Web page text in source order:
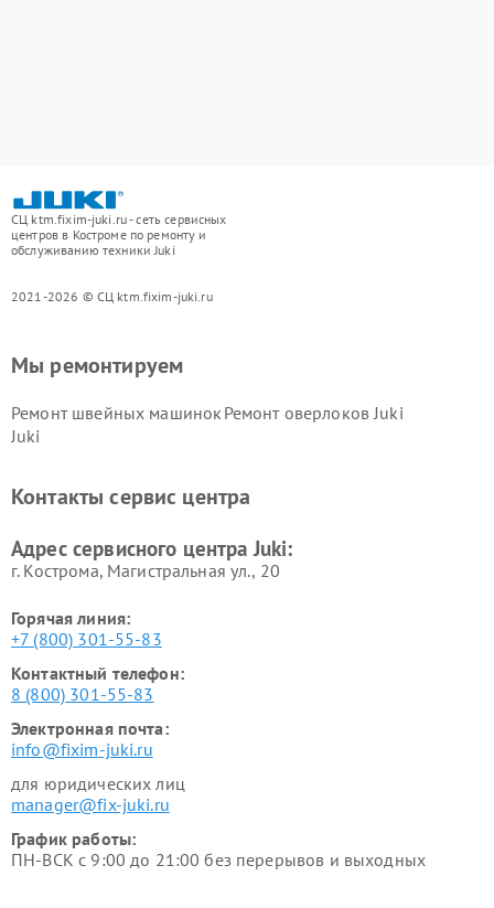
СЦ ktm.fixim-juki.ru - сеть сервисных
центров в Костроме по ремонту и
обслуживанию техники Juki
2021-2026 © СЦ ktm.fixim-juki.ru
Мы ремонтируем
Ремонт швейных машинок
Juki
Ремонт оверлоков Juki
Контакты сервис центра
Адрес сервисного центра Juki:
г. Кострома, Магистральная ул., 20
Горячая линия:
+7 (800) 301-55-83
Контактный телефон:
8 (800) 301-55-83
Электронная почта:
info@fixim-juki.ru
для юридических лиц
manager@fix-juki.ru
График работы:
ПН-ВСК с 9:00 до 21:00 без перерывов и выходных